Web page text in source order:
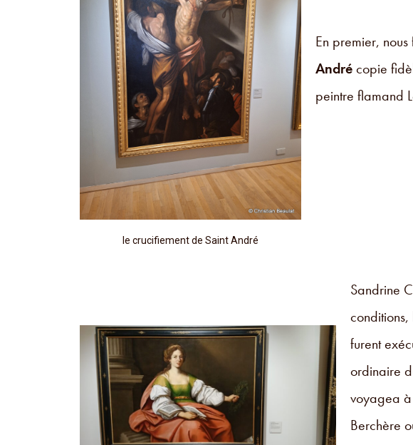
le crucifiement de Saint André
En premier,
Andrécopie
peintre flamand
Sandrine
furent
ordinaire
voyagea à
Berchère